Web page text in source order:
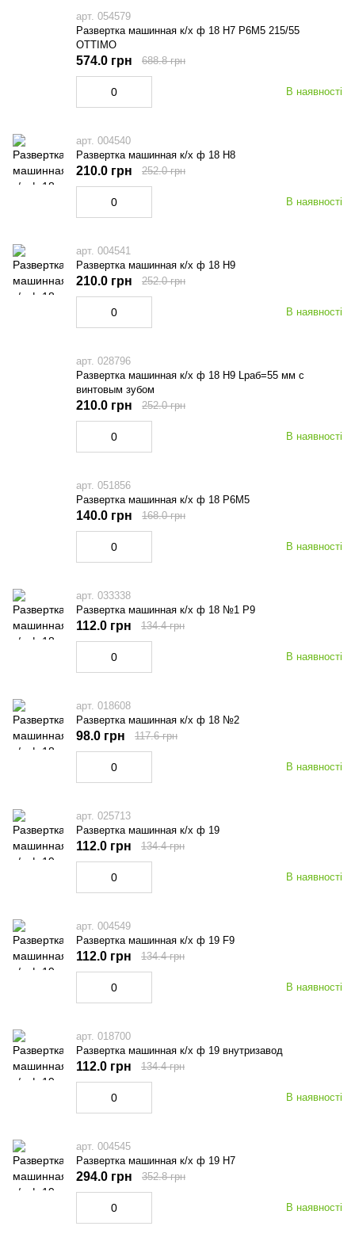
арт. 054579
Развертка машинная к/х ф 18 Н7 Р6М5 215/55
OTTIMO
В наявності
574.0 грн 688.8 грн
арт. 004540
Развертка машинная к/х ф 18 Н8
В наявності
210.0 грн 252.0 грн
арт. 004541
Развертка машинная к/х ф 18 Н9
В наявності
210.0 грн 252.0 грн
арт. 028796
Развертка машинная к/х ф 18 Н9 Lраб=55 мм с
винтовым зубом
В наявності
210.0 грн 252.0 грн
арт. 051856
Развертка машинная к/х ф 18 Р6М5
В наявності
140.0 грн 168.0 грн
арт. 033338
Развертка машинная к/х ф 18 №1 Р9
В наявності
112.0 грн 134.4 грн
арт. 018608
Развертка машинная к/х ф 18 №2
В наявності
98.0 грн 117.6 грн
арт. 025713
Развертка машинная к/х ф 19
В наявності
112.0 грн 134.4 грн
арт. 004549
Развертка машинная к/х ф 19 F9
В наявності
112.0 грн 134.4 грн
арт. 018700
Развертка машинная к/х ф 19 внутризавод
В наявності
112.0 грн 134.4 грн
арт. 004545
Развертка машинная к/х ф 19 Н7
В наявності
294.0 грн 352.8 грн